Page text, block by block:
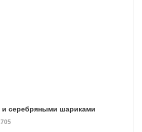
и серебряными шариками